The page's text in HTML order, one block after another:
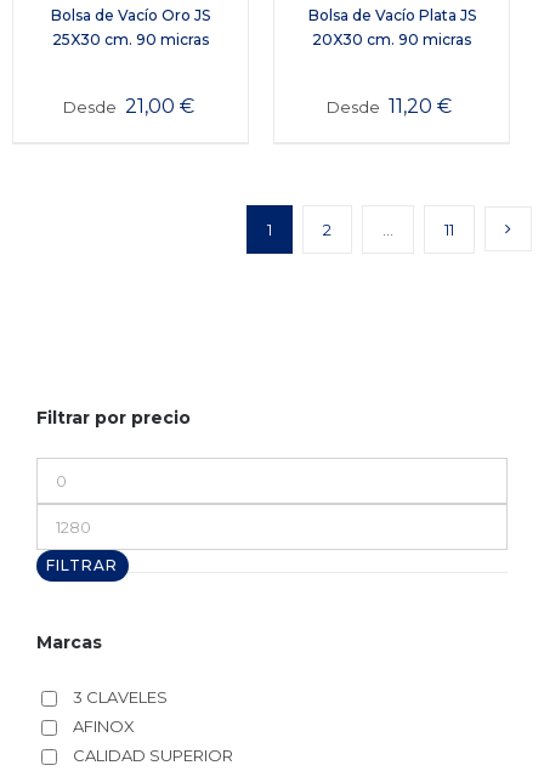
Bolsa de Vacío Oro JS
25X30 cm. 90 micras
Desde 21,00 €
Bolsa de Vacío Plata JS
20X30 cm. 90 micras
Desde 11,20€
1 2 11
Filtrar por precio
Precio
mínimo
Precio
máximo
FILTRAR
Marcas
3 CLAVELES
AFINOX
CALIDAD SUPERIOR